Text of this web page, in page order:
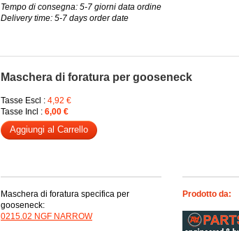
Tempo di consegna: 5-7 giorni data ordine
Delivery time: 5-7 days order date
Maschera di foratura per gooseneck
Tasse Escl : 4,92 €
Tasse Incl : 6,00 €
Aggiungi al Carrello
Maschera di foratura specifica per
gooseneck:
0215.02 NGF NARROW
Prodotto da: